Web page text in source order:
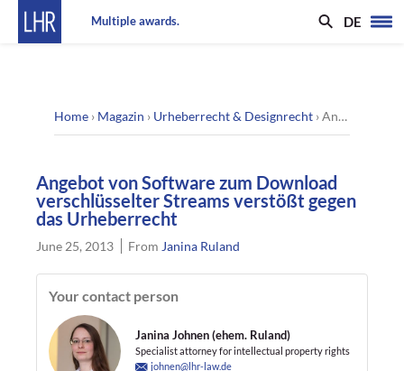
Multiple awards. DE
Home › Magazin › Urheberrecht & Designrecht ›Angebot von Software zum Download verschlüsselter Streams verstößt gegen das Urheberrecht
Angebot von Software zum Download
verschlüsselter Streams verstößt gegen
das Urheberrecht
June 25, 2013 From Janina Ruland
Your contact person
Janina Johnen (ehem. Ruland)
Specialist attorney for intellectual property rights
johnen@lhr-law.de